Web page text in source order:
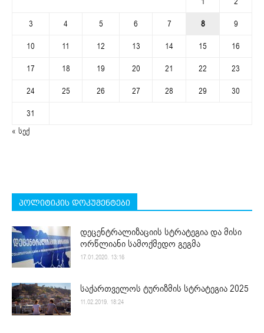
3
4 5 6 7 8
9
10
11 12 13 14 15
16
17
18 19 20 21 22
23
24
25 26 27 28 29
30
31
« სექ
პოლიტიკის დოკუმენტები
დეცენტრალიზაციის სტრატეგია და მისი
ორწლიანი სამოქმედო გეგმა
17.01.2020. 13:16
საქართველოს ტურიზმის სტრატეგია 2025
11.02.2019. 18:24